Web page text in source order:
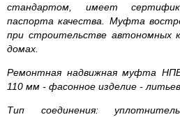
стандартом, имеет
паспорта качества. Муфта
при строительстве автономных
домах.
Ремонтная надвижная муфта
110 мм - фасонное изделие -
Тип соединения: